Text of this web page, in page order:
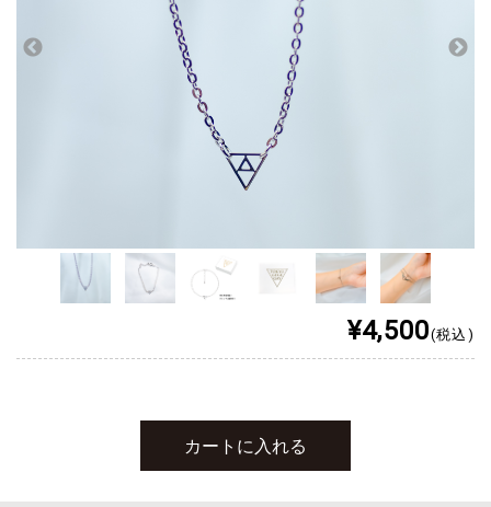
¥4,500(税込)